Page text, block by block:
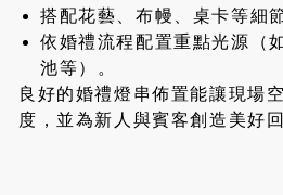
搭配花藝、布幔、桌卡等細
依婚禮流程配置重點光源（
池等）。
良好的婚禮燈串佈置能讓現場
度，並為新人與賓客創造美好回